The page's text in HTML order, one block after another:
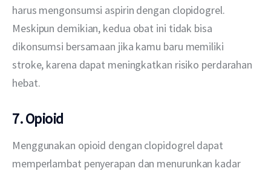
harus mengonsumsi aspirin dengan clopidogrel.
Meskipun demikian, kedua obat ini tidak bisa
dikonsumsi bersamaan jika kamu baru memiliki
stroke, karena dapat meningkatkan risiko perdarahan
hebat.
7. Opioid
Menggunakan opioid dengan clopidogrel dapat
memperlambat penyerapan dan menurunkan kadar